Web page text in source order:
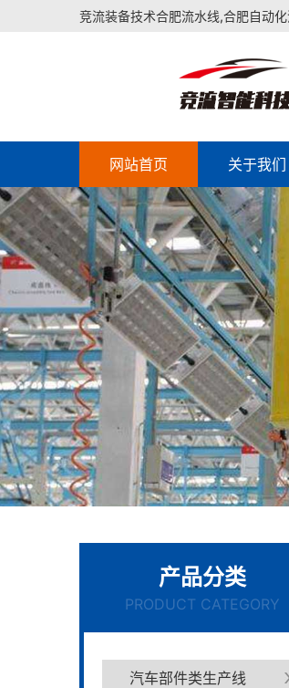
竞流装备技术合肥流水线,合肥自动
网站首页 关于我们
产品分类
PRODUCT CATEGORY
汽车部件类生产线